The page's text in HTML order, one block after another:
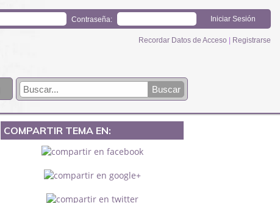
Contraseña:
Recordar Datos de Acceso Registrarse
COMPARTIR TEMA EN: